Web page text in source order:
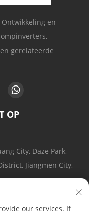
en
gerelateerde
OP
City, Daze Park,
Jiangmen City,
our services. If